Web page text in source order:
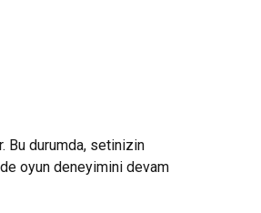
Bu durumda, setinizin
oyun deneyimini devam